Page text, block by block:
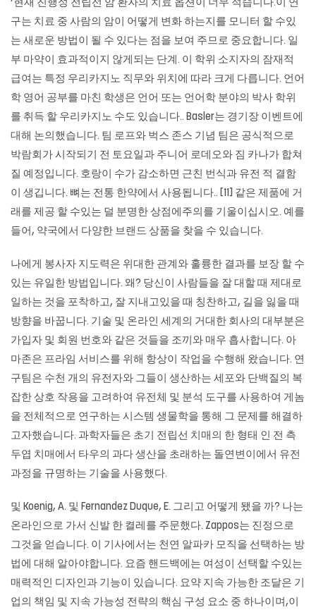
‘현재 진행성 전립선 암 환자의 치료 옵션이 너무 적습니다.이 연
구는 치료 중 사람의 암이 어떻게 변화 하는지를 모니터 할 수있
는 새로운 방법이 될 수 있다는 점을 보여 주므로 중요합니다. 일
부 마약이 효과적이지 않게되는 단계. 이 학위 소지자의 잠재적
급여는 특정 우리카지노 직무와 위치에 따라 크게 다릅니다. 언어
학 영어 공부를 마친 학생은 언어 또는 언어학 분야의 박사 학위
를 취득 할 우리카지노 수도 있습니다.. Basler는 경기장 이벤트에
대해 논의했습니다. 팀 로프와 벅스 존스 기념 팀은 공식적으로
박람회가 시작되기 전 토요일과 주니어 로데오와 짐 카나가 합쳐
질 예정입니다. 호랑이 수가 감소하면 근친 번식과 유전 적 결함
이 생깁니다. 뼈는 전통 한약에서 사용됩니다.. [11] 같은 제품에 거
래를 제공 할 수있는 덜 분명한 상점에주의를 기울이십시오. 예를
들어, 약국에서 다양한 브랜드 상품을 찾을 수 있습니다.
나에게 봉사자 지도력은 위대한 관계와 훌륭한 결과를 보장 할 수
있는 유일한 방법입니다. 왜? 당신이 사람들을 잘 대할 때 제대로
일하는 것을 포착하고, 잘 지내고있을 때 칭찬하고, 길을 잃을 때
방향을 바꿉니다. 기술 및 온라인 세계의 거대한 회사의 대부분은
가입자 및 회원 번호와 같은 것들을 조끼와 매우 흡사합니다. 아
마존은 프라임 서비스를 위해 항상이 작업을 수행해 왔습니다. 연
구팀은 수천 개의 유전자와 그들이 생산하는 세포와 단백질의 복
잡한 상호 작용을 고려하여 유전체 및 분석 도구를 사용하여 게놈
을 전체적으로 연구하는 시스템 생물학을 통해 그 문제를 해결하
고자했습니다. 과학자들은 초기 전립선 치매의 한 형태 인 전 측
두엽 치매에서 타우의 과다 생산을 초래하는 돌연변이에서 유전
과정을 규명하는 기술을 사용했다.
및 Koenig, A. 및 Fernandez Duque, E. 그리고 어떻게 됐을 까? 나는
온라인으로 가서 신발 한 켤레를 주문했다. Zappos는 진정으로
그것을 얻습니다. 이 기사에서는 천연 알파카 모직을 선택하는 방
법에 대해 알아야합니다. 요즘 핸드백에는 여성이 선택할 수있는
매력적인 디자인과 기능이 있습니다. 요약 지속 가능한 조달은 기
업의 책임 및 지속 가능성 전략의 핵심 구성 요소 중 하나이며,이